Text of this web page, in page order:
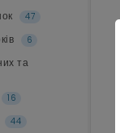
47
6
та
16
44